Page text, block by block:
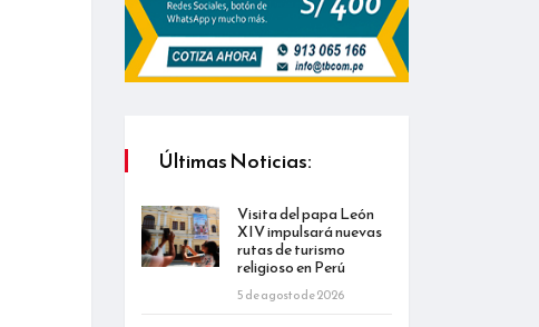
Últimas Noticias:
Visita del papa León
XIV impulsará nuevas
rutas de turismo
religioso en Perú
5 de agosto de 2026